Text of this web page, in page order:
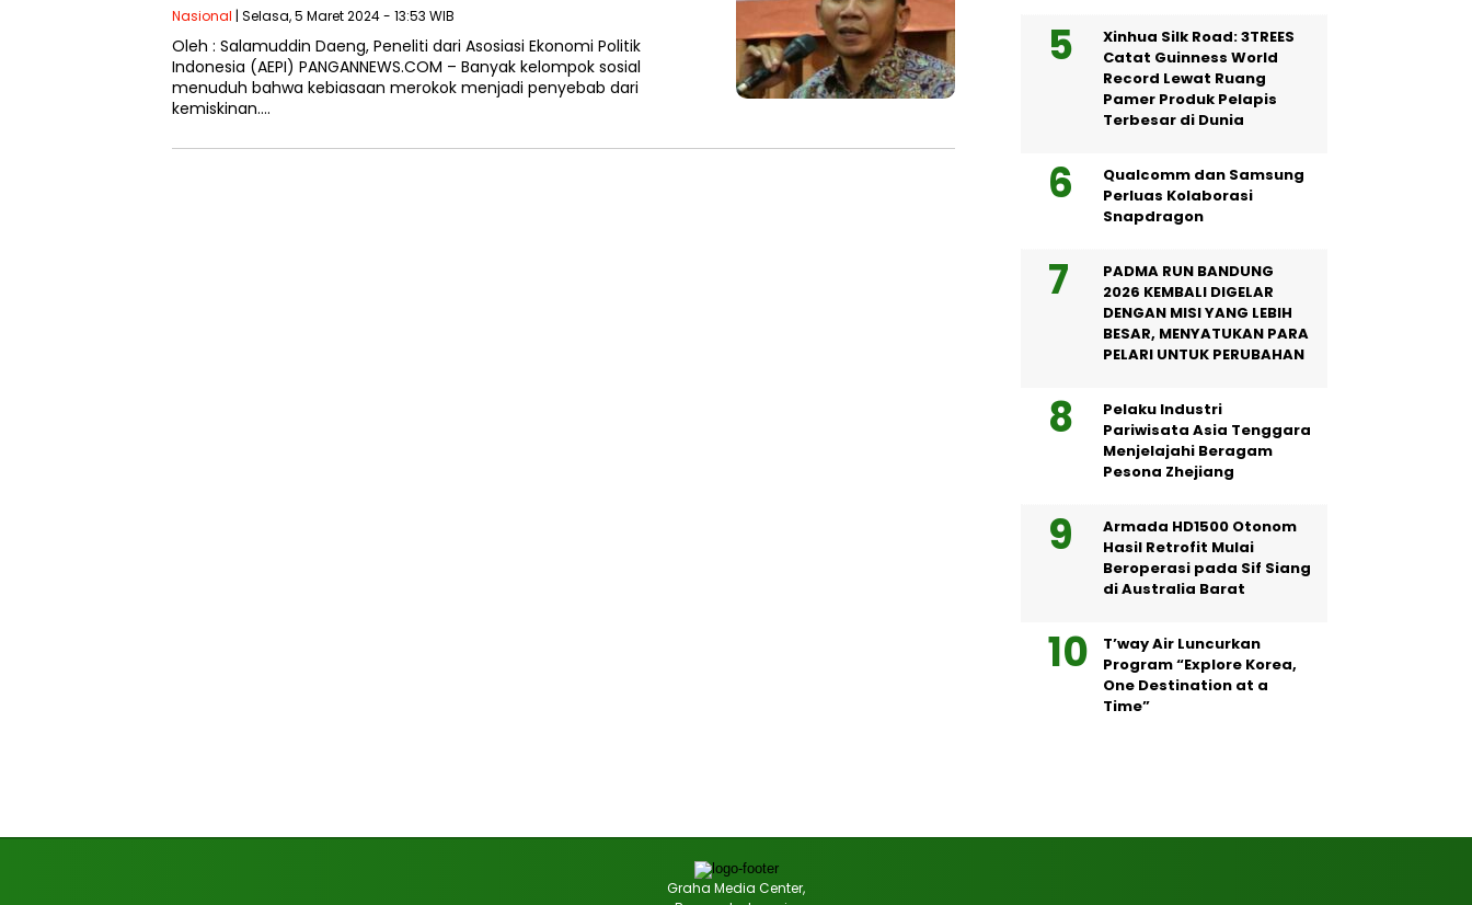
Nasional | Selasa, 5 Maret 2024 - 13:53 WIB
Oleh : Salamuddin Daeng, Peneliti dari Asosiasi Ekonomi Politik
Indonesia (AEPI) PANGANNEWS.COM – Banyak kelompok sosial
menuduh bahwa kebiasaan merokok menjadi penyebab dari
kemiskinan….
Xinhua Silk Road: 3TREES
Catat Guinness World
Record Lewat Ruang
Pamer Produk Pelapis
Terbesar di Dunia
Qualcomm dan Samsung
Perluas Kolaborasi
Snapdragon
PADMA RUN BANDUNG
2026 KEMBALI DIGELAR
DENGAN MISI YANG LEBIH
BESAR, MENYATUKAN PARA
PELARI UNTUK PERUBAHAN
Pelaku Industri
Pariwisata Asia Tenggara
Menjelajahi Beragam
Pesona Zhejiang
Armada HD1500 Otonom
Hasil Retrofit Mulai
Beroperasi pada Sif Siang
di Australia Barat
T’way Air Luncurkan
Program “Explore Korea,
One Destination at a
Time”
Graha Media Center,